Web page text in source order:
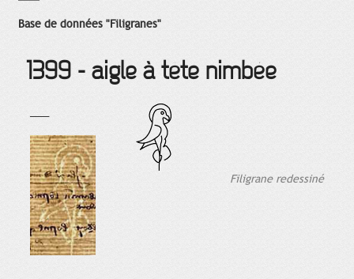
Base de données "Filigranes"
1399 - aigle à tête nimbée
Filigrane redessiné